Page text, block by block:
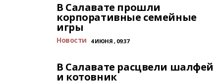
В Салавате прошли
корпоративные семейные
игры
Новости 4 ИЮНЯ , 09:37
В Салавате расцвели шалфей
и котовник